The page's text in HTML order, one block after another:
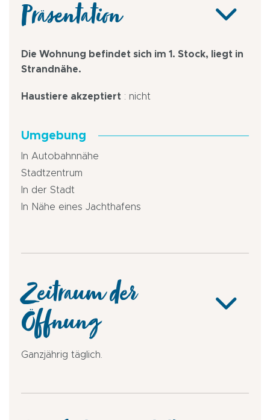
Präsentation
Die Wohnung befindet sich im 1. Stock, liegt in
Strandnähe.
Haustiere akzeptiert : nicht
Umgebung
In Autobahnnähe
Stadtzentrum
In der Stadt
In Nähe eines Jachthafens
Zeitraum der
Öffnung
Ganzjährig täglich.